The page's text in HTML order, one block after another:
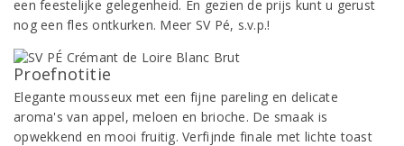
een feestelijke gelegenheid. En gezien de prijs kunt u gerust
nog een fles ontkurken. Meer SV Pé, s.v.p.!
Proefnotitie
Elegante mousseux met een fijne pareling en delicate
aroma's van appel, meloen en brioche. De smaak is
opwekkend en mooi fruitig. Verfijnde finale met lichte toast